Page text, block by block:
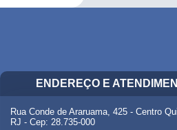
ENDEREÇO E
Rua Conde de Araruama, 425 - Centro
RJ - Cep: 28.735-000